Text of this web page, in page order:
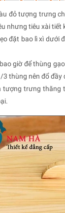
đỏ tượng trưng
nhưng tiêu xài tiết
đặt bao lì xì dưới
giờ để thùng
thùng nên đổ đầy
trưng thăng